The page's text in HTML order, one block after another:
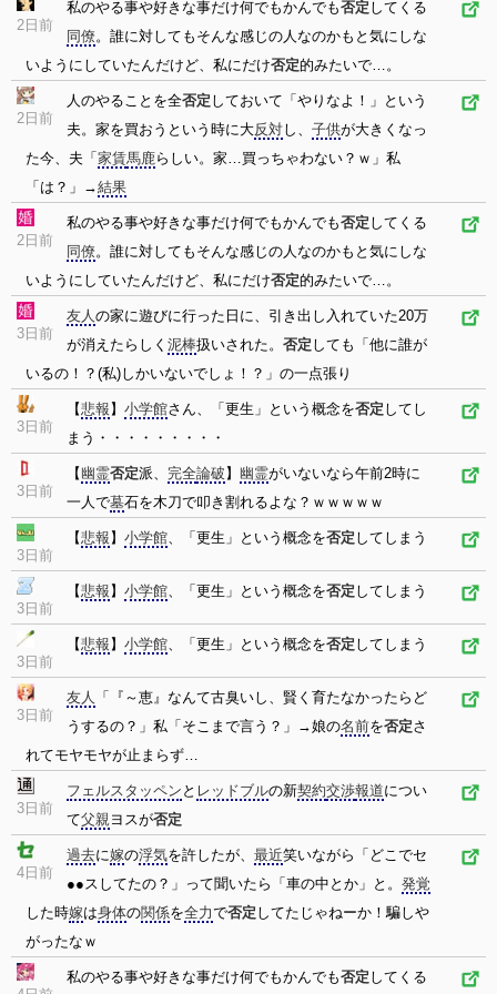
2日前
私のやる事や好きな事だけ何でもかんでも否定 してくる
同僚。誰に対してもそんな感じの人なのかもと気にしな
いようにしていたんだけど、私にだけ否定的みたいで…。
2日前
人のやることを全否定 しておいて「やりなよ！」という
夫。家を買おうという時に大反対し、 子供が大きくなっ
た今、夫「 家賃馬鹿らしい。家…買っちゃわない？ｗ」私
「は？」→結果
2日前
私のやる事や好きな事だけ何でもかんでも否定 してくる
同僚。誰に対してもそんな感じの人なのかもと気にしな
いようにしていたんだけど、私にだけ否定的みたいで…。
3日前
友人の家に遊びに行った日に、引き出し入れていた20万
が消えたらしく 泥棒扱いされた。 否定 しても「他に誰が
いるの！？(私)しかいないでしょ！？」の一点張り
3日前
【悲報 】 小学館さん、「更生」という概念を否定 してし
まう・・・・・・・・・
3日前
【 幽霊否定派、 完全論破 】 幽霊がいないなら午前2時に
一人で墓石を木刀で叩き割れるよな？ｗｗｗｗｗ
3日前
【悲報 】 小学館、「更生」という概念を否定 してしまう
3日前
【悲報 】 小学館、「更生」という概念を否定 してしまう
3日前
【悲報 】 小学館、「更生」という概念を否定 してしまう
3日前
友人 「『～恵』なんて古臭いし、賢く育たなかったらど
うするの？」私「そこまで言う？」→娘の名前を否定さ
れてモヤモヤが止まらず…
3日前
フェルスタッペン と レッドブルの新契約交渉報道につい
て父親ヨスが否定
4日前
過去に嫁の浮気を許したが、 最近笑いながら「どこでセ
●●スしてたの？」って聞いたら「車の中とか」と。 発覚
した時嫁は身体の関係を全力で否定 してたじゃねーか！騙しや
がったなｗ
私のやる事や好きな事だけ何でもかんでも否定 してくる